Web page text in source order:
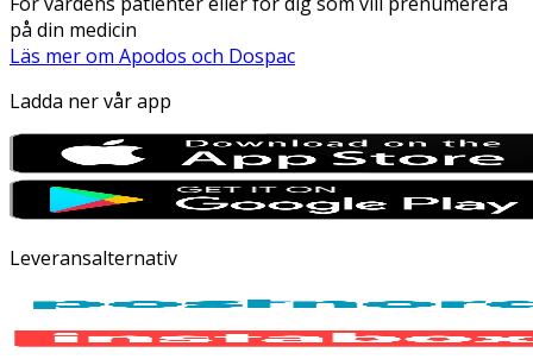
på din medicin
Läs mer om Apodos och Dospac
Ladda ner vår app
Leveransalternativ